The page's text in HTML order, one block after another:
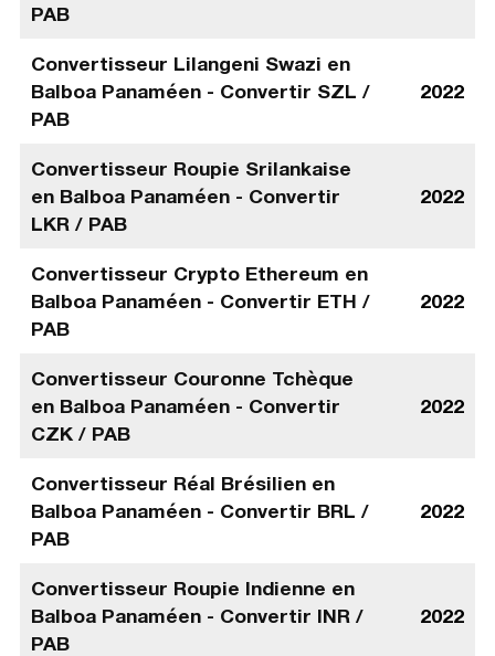
PAB
Convertisseur Lilangeni Swazi en
Balboa Panaméen - Convertir SZL /
PAB
2022
Convertisseur Roupie Srilankaise
en Balboa Panaméen - Convertir
LKR / PAB
2022
Convertisseur Crypto Ethereum en
Balboa Panaméen - Convertir ETH /
PAB
2022
Convertisseur Couronne Tchèque
en Balboa Panaméen - Convertir
CZK / PAB
2022
Convertisseur Réal Brésilien en
Balboa Panaméen - Convertir BRL /
PAB
2022
Convertisseur Roupie Indienne en
Balboa Panaméen - Convertir INR /
PAB
2022